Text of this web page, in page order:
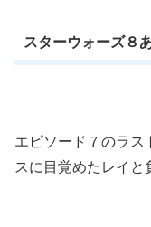
スターウォーズ８
エピソード７のラス
スに目覚めたレイと